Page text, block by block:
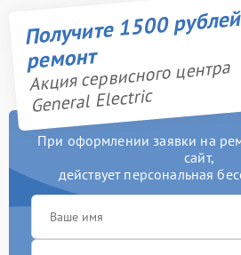
Получите 1500
ремонт
Акция сервисного центра
General Electric
При оформлении заявки на
сайт,
действует персональная